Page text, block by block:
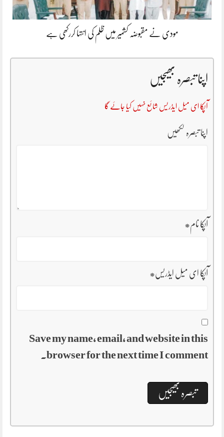
مودی نے مقبوضہ کشمیر میں ظلم کی انتہا کررکھی ہے
اپنا تبصرہ بھیجیں
آپکا ای میل ایڈریس شائع نہیں کیا جائے گا
اپنا تبصرہ لکھیں
آپکا نام*
آپکا ای میل ایڈریس*
Save my name, email, and website in this
browser for the next time I comment.